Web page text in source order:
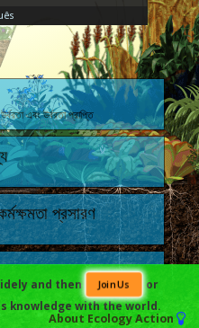
এবং উর্বরতা প্রাপ্তি
প্রসারণ
ধারণক্ষমতা & GB ফিলজফি
and then Join Us
or
knowledge with the world.
About Ecology Action